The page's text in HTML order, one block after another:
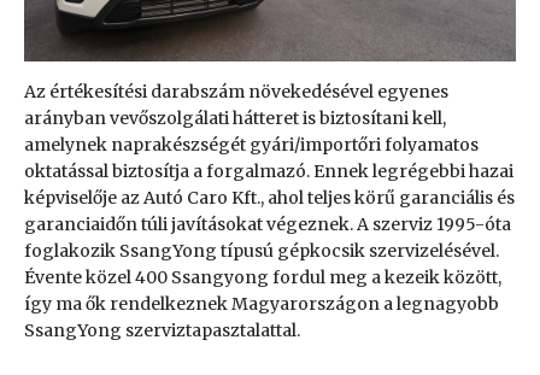
Az értékesítési darabszám növekedésével egyenes
arányban vevőszolgálati hátteret is biztosítani kell,
amelynek naprakészségét gyári/importőri folyamatos
oktatással biztosítja a forgalmazó. Ennek legrégebbi hazai
képviselője az Autó Caro Kft., ahol teljes körű garanciális és
garanciaidőn túli javításokat végeznek. A szerviz 1995-óta
foglakozik SsangYong típusú gépkocsik szervizelésével.
Évente közel 400 Ssangyong fordul meg a kezeik között,
így ma ők rendelkeznek Magyarországon a legnagyobb
SsangYong szerviztapasztalattal.